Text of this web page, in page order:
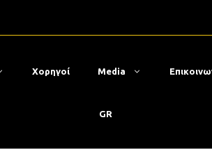
Χορηγοί Media
GR